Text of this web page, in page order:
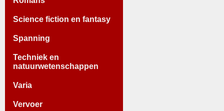
Science fiction en fantasy
Spanning
Techniek en
natuurwetenschappen
Varia
Vervoer